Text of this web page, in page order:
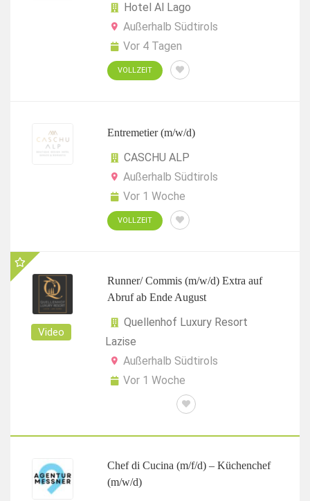
Hotel Al Lago
Außerhalb Südtirols
Vor 4 Tagen
VOLLZEIT
Entremetier (m/w/d)
CASCHU ALP
Außerhalb Südtirols
Vor 1 Woche
VOLLZEIT
Video
Runner/ Commis (m/w/d) Extra auf
Abruf ab Ende August
Quellenhof Luxury Resort
Lazise
Außerhalb Südtirols
Vor 1 Woche
Chef di Cucina (m/f/d) – Küchenchef
(m/w/d)